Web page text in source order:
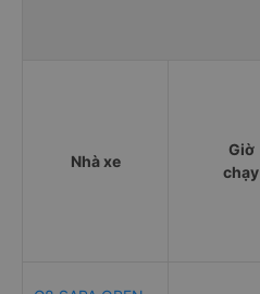
Nhà xe
Giờ
chạy